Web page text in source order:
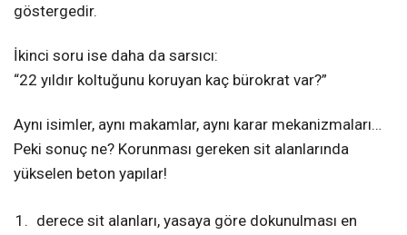
göstergedir.
İkinci soru ise daha da sarsıcı:
“22 yıldır koltuğunu koruyan kaç bürokrat var?”
Aynı isimler, aynı makamlar, aynı karar mekanizmaları…
Peki sonuç ne? Korunması gereken sit alanlarında
yükselen beton yapılar!
derece sit alanları, yasaya göre dokunulması en